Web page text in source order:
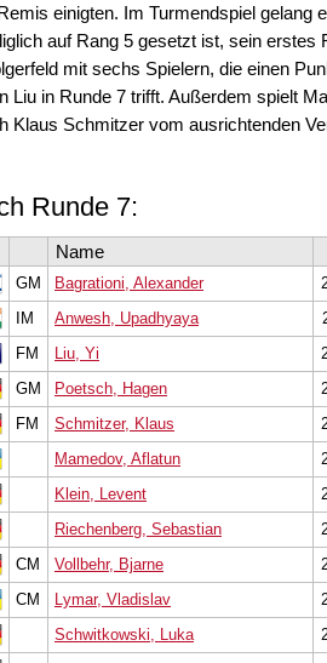
einigten. Im Turmendspiel
auf Rang 5 gesetzt ist, sein
mit sechs Spielern, die einen
Liu in Runde 7 trifft. Außerdem spielt
Klaus Schmitzer vom ausrichtenden
Runde 7:
Name
GM Bagrationi, Alexander
IM Anwesh, Upadhyaya
FM Liu, Yi
GM Poetsch, Hagen
FM Schmitzer, Klaus
Mamedov, Aflatun
Klein, Levent
Riechenberg, Sebastian
CM Vollbehr, Bjarne
CM Lymar, Vladislav
Schwitkowski, Luka